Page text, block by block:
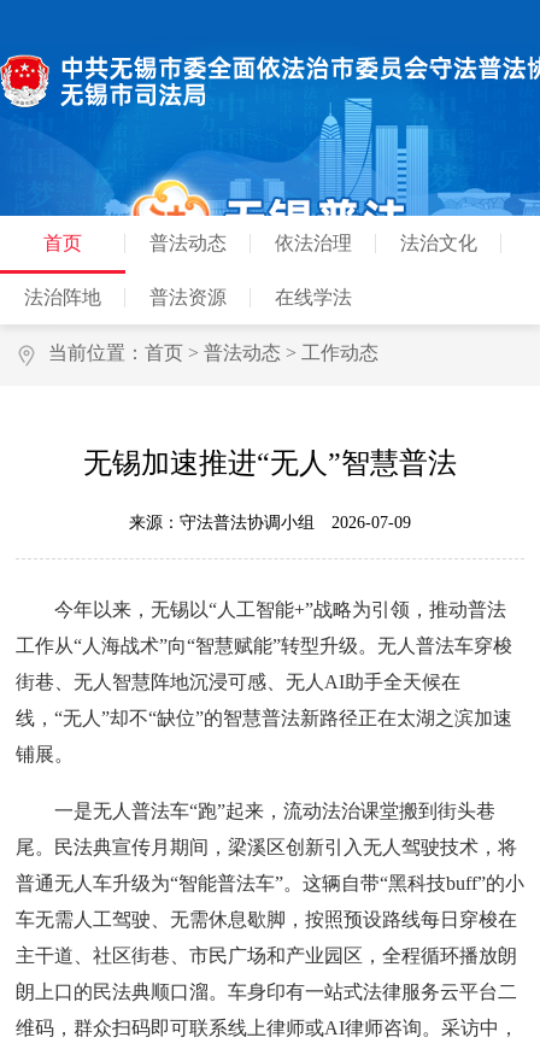
首页 普法动态 依法治理 法治文化
法治阵地 普法资源 在线学法
当前位置： 首页 > 普法动态 > 工作动态
无锡加速推进“无人”智慧普法
来源：守法普法协调小组 2026-07-09
今年以来，无锡以“人工智能+”战略为引领，推动普法
工作从“人海战术”向“智慧赋能”转型升级。无人普法车穿梭
街巷、无人智慧阵地沉浸可感、无人AI助手全天候在
线，“无人”却不“缺位”的智慧普法新路径正在太湖之滨加速
铺展。
一是无人普法车“跑”起来，流动法治课堂搬到街头巷
尾。民法典宣传月期间，梁溪区创新引入无人驾驶技术，将
普通无人车升级为“智能普法车”。这辆自带“黑科技buff”的小
车无需人工驾驶、无需休息歇脚，按照预设路线每日穿梭在
主干道、社区街巷、市民广场和产业园区，全程循环播放朗
朗上口的民法典顺口溜。车身印有一站式法律服务云平台二
维码，群众扫码即可联系线上律师或AI律师咨询。采访中，